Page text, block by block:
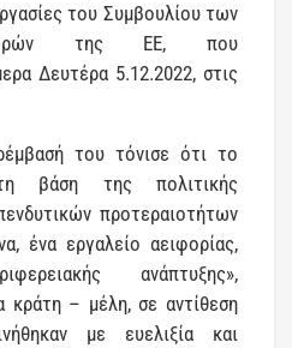
του Συμβουλίου των
της ΕΕ, που
Δευτέρα 5.12.2022, στις
του τόνισε ότι το
βάση της πολιτικής
προτεραιοτήτων
ένα εργαλείο αειφορίας,
ανάπτυξης»,
κράτη – μέλη, σε αντίθεση
με ευελιξία και